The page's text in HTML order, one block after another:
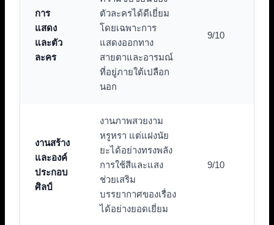
การ
แสดง
และตัว
ละคร
ตัวละครได้ดีเยี่ยม
โดยเฉพาะการ
แสดงออกทาง
สายตาและอารมณ์
ที่อยู่ภายใต้เปลือก
นอก
9/10
งานสร้าง
และองค์
ประกอบ
ศิลป์
งานภาพสวยงาม
หรูหรา แต่แฝงนัย
ยะได้อย่างทรงพลัง
การใช้สีและแสง
ช่วยเสริม
บรรยากาศของเรื่อง
ได้อย่างยอดเยี่ยม
9/10